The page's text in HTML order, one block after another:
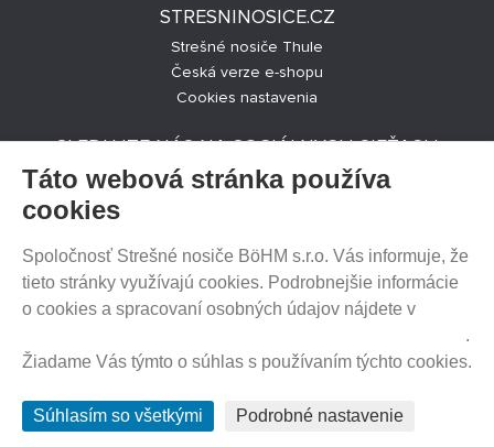
STRESNINOSICE.CZ
Strešné nosiče Thule
Česká verze e-shopu
Cookies nastavenia
SLEDUJTE NÁS NA SOCIÁLNYCH SIEŤACH
PREDAJ NA SPLÁTKY
HEUREKA.SK
© 2012 - 2026 Strešné nosiče BöHM
Táto webová stránka používa
cookies
Spoločnosť Strešné nosiče BöHM s.r.o. Vás informuje, že
tieto stránky využívajú cookies. Podrobnejšie informácie
o cookies a spracovaní osobných údajov nájdete v
.
Žiadame Vás týmto o súhlas s používaním týchto cookies.
Súhlasím so všetkými Podrobné nastavenie